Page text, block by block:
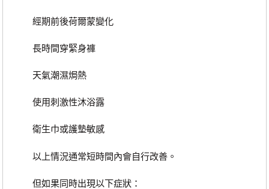
經期前後荷爾蒙變化
長時間穿緊身褲
天氣潮濕焗熱
使用刺激性沐浴露
衛生巾或護墊敏感
以上情況通常短時間內會自行改善。
但如果同時出現以下症狀：